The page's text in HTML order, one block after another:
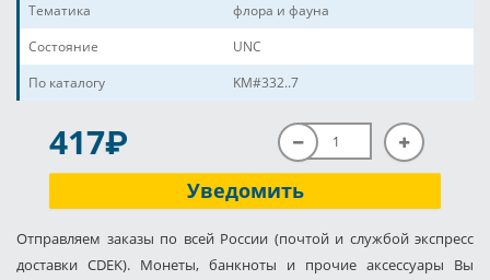
Тематика
флора и фауна
Состояние
UNC
По каталогу
KM#332..7
417P
Уведомить
Отправляем заказы по всей России (почтой и службой экспресс
доставки CDEK). Монеты, банкноты и прочие аксессуары Вы